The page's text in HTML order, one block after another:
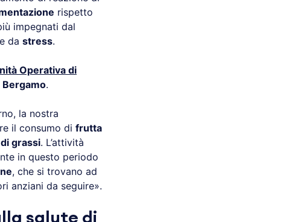
rispetto
impegnati dal
da stress.
Operativa di
Bergamo.
la nostra
il consumo di frutta
grassi. L’attività
in questo periodo
, che si trovano ad
anziani da seguire».
salute di